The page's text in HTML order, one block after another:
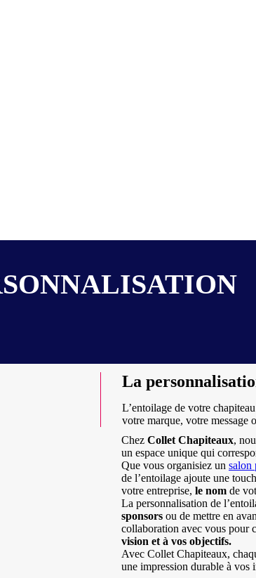
La
L’entoilage de votre
votre marque, votre message
Chez Collet Chapiteaux,
un espace unique qui
Que vous organisiez un salon
de l’entoilage ajoute une
votre entreprise, le nom de
La personnalisation de
sponsors ou de mettre en
collaboration avec vous pour
vision et à vos objectifs.
Avec Collet Chapiteaux,
une impression durable à vos